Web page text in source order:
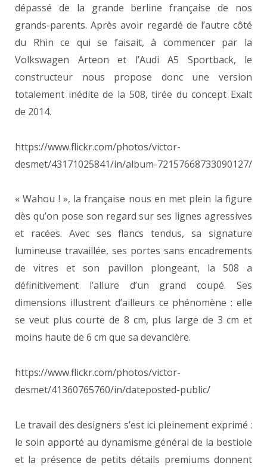
dépassé de la grande berline française de nos
grands-parents. Après avoir regardé de l’autre côté
du Rhin ce qui se faisait, à commencer par la
Volkswagen Arteon et l’Audi A5 Sportback, le
constructeur nous propose donc une version
totalement inédite de la 508, tirée du concept Exalt
de 2014.
https://www.flickr.com/photos/victor-
desmet/43171025841/in/album-72157668733090127/
« Wahou ! », la française nous en met plein la figure
dès qu’on pose son regard sur ses lignes agressives
et racées. Avec ses flancs tendus, sa signature
lumineuse travaillée, ses portes sans encadrements
de vitres et son pavillon plongeant, la 508 a
définitivement l’allure d’un grand coupé. Ses
dimensions illustrent d’ailleurs ce phénomène : elle
se veut plus courte de 8 cm, plus large de 3 cm et
moins haute de 6 cm que sa devancière.
https://www.flickr.com/photos/victor-
desmet/41360765760/in/dateposted-public/
Le travail des designers s’est ici pleinement exprimé :
le soin apporté au dynamisme général de la bestiole
et la présence de petits détails premiums donnent